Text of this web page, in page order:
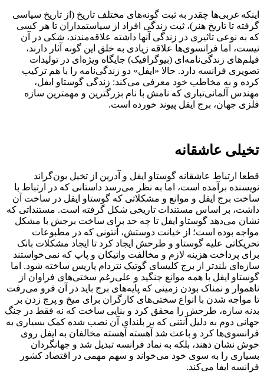
اینکه غربی‌ها چقدر به ثبت گونه‌های مختلف تاریخ (از تاریخ سیاسی
گرفته تا تاریخ هنر)، ثبت زندگی افراد از سیاستمداران تا هر کسی
که به نوعی تاثیری در زندگی آنها داشته علاقه‌مندند، شکی در آن
نیست، اما فرانسوی‌ها علاقه زیادی به خلق این گونه آثار دارند،
فیلم‌های زندگی‌نامه‌ای (بیوگرافیک) جایگاه ویژه‌ای در تولیدات
تصویری فرانسه دارد. حالا «ایفل» دو زندگی‌نامه را با هم ترکیب
کرده و به مخاطب خود معرفی می‌کند: زندگی گوستاو ایفل،
مهندس آلمانی‌تباری که نامش با نام بزرگترین و مهمترین سازه
فلزی جهان، برج ایفل پیوند خورده است.
تخیلی عاشقانه
قطعا ارتباط عاشقانه گوستاو ایفل و آدرین از تخیل بون‌گراند
نویسنده برآمده است، اما به نظر می‌رسد داستانی که در ارتباط با
ساخت برج ایفل و موانع و مشکلاتی که گوستاو ایفل در ساخت آن
داشت، بر اساس مستندات تاریخی شکل گرفته است. مستنداتی که
نشان می‌دهد گوستاو ایفل تا چه حد برای ساخت برجش با مشکل
مواجه بوده است؛ از خیانت دوستش، آنتونی که در مطبوعات
تحریکاتی علیه گوستاو و طرحش ایجاد کرد تا ایجاد مشکلات بانک
برای پرداخت هزینه لازم و مخالفت واتیکان و پاپ که نمی‌خواستند
سازه‌ای بلندتر از برج کلیسای گوتیک نتردام پاریس ساخته شود. اما
گوستاو ایفل با همه موانع جنگید و علی‌رغم سختی‌های فراوان از
ناهموار و نمناک بودن زمینی که پایه‌های برج باید در آن فرو می‌رفت
تا مواجه شدن با انواع سختی‌های کارگران برای میخ و پرچ زدن بر
بدنه سازه، طرحش را محقق کرد و بنایی ساخت که نه فقط در جنگ
جهانی دوم به دلیل آنتنی که بر بلندای آن نصب شده کمک بسیاری به
فرانسوی‌ها کرد و باعث شد آهسته آهسته مخالفان به ایفل روی
خوش نشان دهند، بلکه به نماد فرانسه تبدیل شد و جهانگردان
بسیاری را به سوی خود می‌خواند و سهم مهمی در اقتصاد کشور
فرانسه ایفا می‌کند.